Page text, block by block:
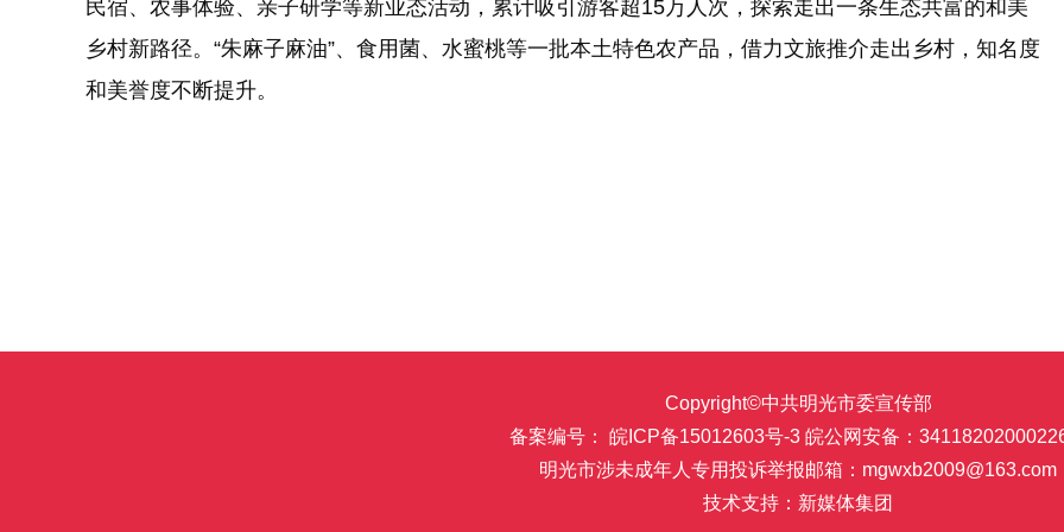
民宿、农事体验、亲子研学等新业态活动，累计吸引游客超15万人次，探索走出一条生态共富的和美
乡村新路径。“朱麻子麻油”、食用菌、水蜜桃等一批本土特色农产品，借力文旅推介走出乡村，知名度
和美誉度不断提升。
Copyright©中共明光市委宣传部
备案编号： 皖ICP备15012603号-3皖公网安备：
明光市涉未成年人专用投诉举报邮箱：mgwxb2009@163.com
技术支持：新媒体集团